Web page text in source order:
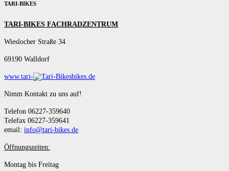
TARI-BIKES
TARI-BIKES FACHRADZENTRUM
Wieslocher Straße 34
69190 Walldorf
www.tari- bikes.de
Nimm Kontakt zu uns auf!
Telefon 06227-359640
Telefax 06227-359641
email: info@tari-bikes.de
Öffnungszeiten:
Montag bis Freitag